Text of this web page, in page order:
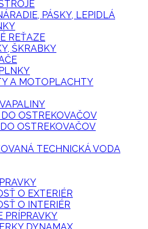
PÁSKY, LEPIDLÁ
REŤAZE
ŠKRABKY
A MOTOPLACHTY
OSTREKOVAČOV
OSTREKOVAČOV
TECHNICKÁ VODA
O EXTERIÉR
O INTERIÉR
PRÍPRAVKY